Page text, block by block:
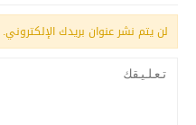
لن يتم نشر عنوان بريدك الإلكتروني.